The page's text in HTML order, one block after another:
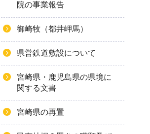
院の事業報告
御崎牧（都井岬馬）
県営鉄道敷設について
宮崎県・鹿児島県の県境に
関する文書
宮崎県の再置